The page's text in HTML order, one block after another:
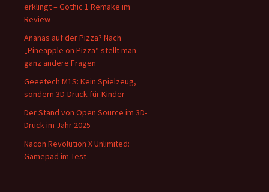
erklingt – Gothic 1 Remake im
Review
Ananas auf der Pizza? Nach
„Pineapple on Pizza“ stellt man
ganz andere Fragen
Geeetech M1S: Kein Spielzeug,
sondern 3D-Druck für Kinder
Der Stand von Open Source im 3D-
Druck im Jahr 2025
Nacon Revolution X Unlimited:
Gamepad im Test